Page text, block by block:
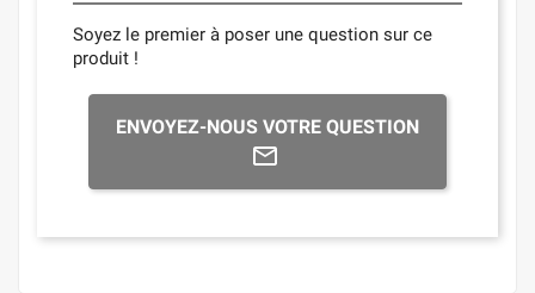
Soyez le premier à poser une question sur ce
produit !
ENVOYEZ-NOUS VOTRE QUESTION